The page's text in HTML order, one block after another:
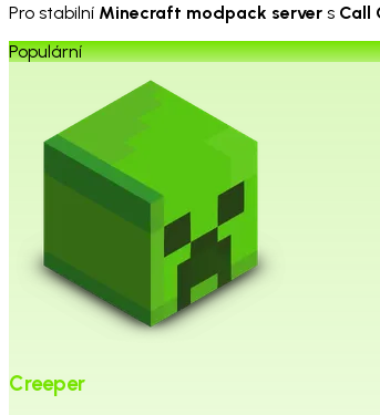
Pro stabilní Minecraft modpack server s Call
Populární
Creeper